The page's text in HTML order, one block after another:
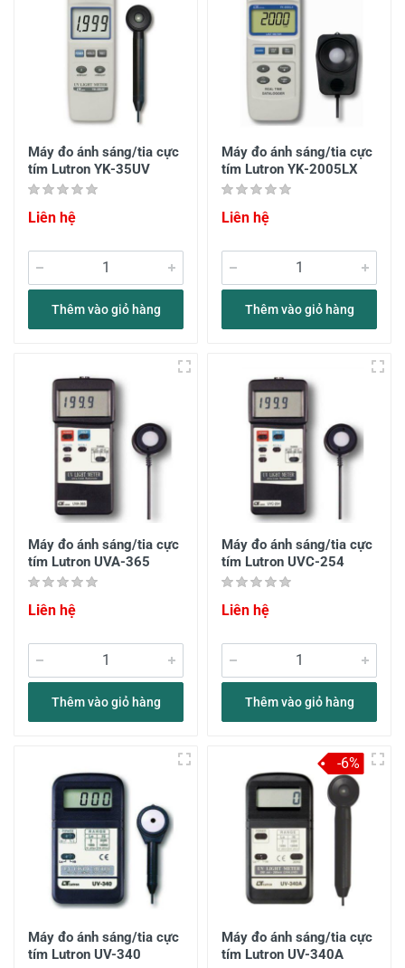
Máy đo ánh sáng/tia cực
tím Lutron YK-35UV
Liên hệ
Thêm vào giỏ hàng
Máy đo ánh sáng/tia cực
tím Lutron YK-2005LX
Liên hệ
Thêm vào giỏ hàng
Máy đo ánh sáng/tia cực
tím Lutron UVA-365
Liên hệ
Thêm vào giỏ hàng
Máy đo ánh sáng/tia cực
tím Lutron UVC-254
Liên hệ
Thêm vào giỏ hàng
Máy đo ánh sáng/tia cực
tím Lutron UV-340
Máy đo ánh sáng/tia cực
tím Lutron UV-340A
-6%